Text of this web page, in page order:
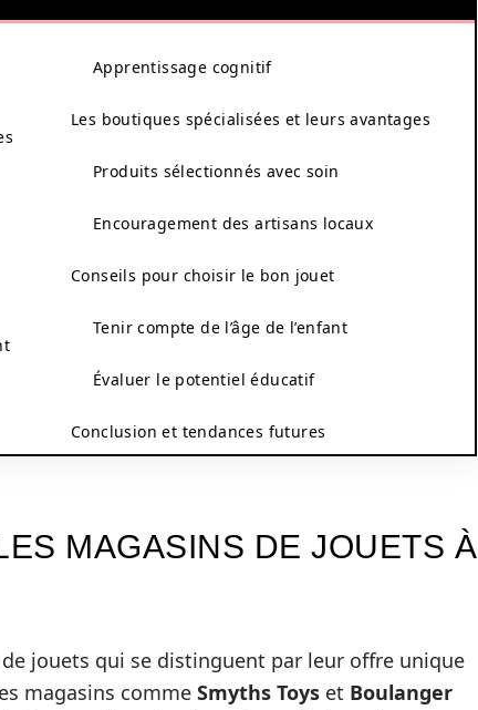
Apprentissage cognitif
Les boutiques spécialisées et leurs avantages
Produits sélectionnés avec soin
Encouragement des artisans locaux
Conseils pour choisir le bon jouet
Tenir compte de l’âge de l’enfant
Évaluer le potentiel éducatif
Conclusion et tendances futures
MAGASINS DE JOUETS À
jouets qui se distinguent par leur offre unique
magasins comme Smyths Toys et Boulanger